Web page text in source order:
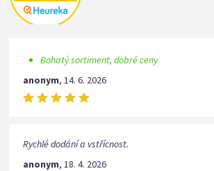
Bohatý sortiment, dobré ceny
anonym,14. 6. 2026
Rychlé dodání a vstřícnost.
anonym,18. 4. 2026